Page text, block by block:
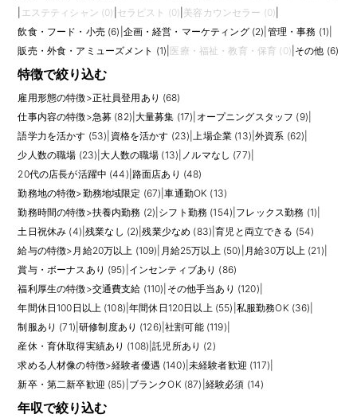
エステティシャン (0) セラピスト (0) 美容カウンセラー (0)
飲食・フード・小売 (6) 企画・経営・マーケティング (2) 管理・事務 (1)
販売・外食・アミューズメント (1) 医療・福祉・教育・保育 (0) その他 (6)
特徴で絞り込む
雇用形態の特徴>正社員登用あり (68)
仕事内容の特徴>急募 (82) 大量募集 (17) オープニングスタッフ (9)
語学力を活かす (53) 資格を活かす (23) 上場企業 (13) |外資系 (62)
少人数の職場 (23) |大人数の職場 (13) ノルマなし (77)
20代の店長が活躍中 (44) 路面店あり (48)
勤務地の特徴>勤務地域限定 (67) |車通勤OK (13)
勤務時間の特徴>扶養内勤務 (2) シフト勤務 (154) フレックス勤務 (1)
土日祝休み (4) |残業なし (2) |残業少なめ (83) |育児と両立できる (54)
給与の特徴> 月給20万以上 (109) 月給25万以上 (50) 月給30万以上 (21)
賞与・ボーナスあり (95) インセンティブあり (86)
福利厚生の特徴>交通費支給 (110) その他手当あり (120)
年間休日100日以上 (108) |年間休日120日以上 (55) 私服勤務OK (36)
制服あり (71) |研修制度あり (126) |社割可能 (119)
産休・育休取得実績あり (108) |託児所あり (2)
求める人材像の特徴>経験者優遇 (140) 未経験者歓迎 (117)
新卒・第二新卒歓迎 (85) ブランクOK (87) 経験必須 (14)
年収で絞り込む